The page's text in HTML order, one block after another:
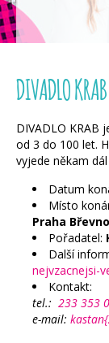
DIVADLO
DIVADLO KRAB
od 3 do 100 let.
vyjede někam
Datum
Místo
Praha
Pořadatel:
Další
nejvzacnejsi-
Kontakt:
tel.: 233 353
e-mail: